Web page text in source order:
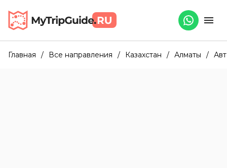
Главная / Все направления / Казахстан / Алматы /